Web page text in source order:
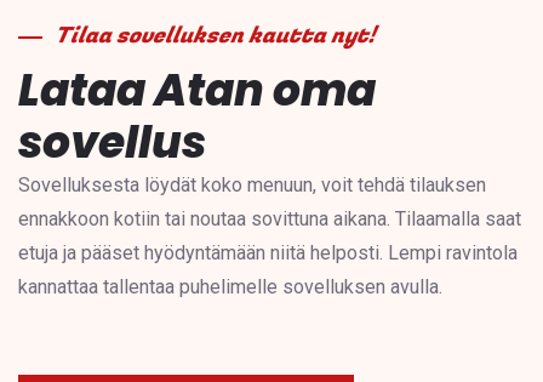
Tilaa sovelluksen kautta nyt!
Lataa Atan oma
sovellus
Sovelluksesta löydät koko menuun, voit tehdä tilauksen
ennakkoon kotiin tai noutaa sovittuna aikana. Tilaamalla saat
etuja ja pääset hyödyntämään niitä helposti. Lempi ravintola
kannattaa tallentaa puhelimelle sovelluksen avulla.